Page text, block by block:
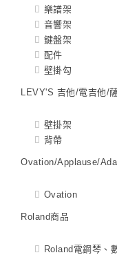
樂譜架
音響架
鍵盤架
配件
壁掛勾
LEVY'S 吉他/電吉他/
壁掛架
背帶
Ovation/Applause/
Ovation
Roland商品
Roland電鋼琴、